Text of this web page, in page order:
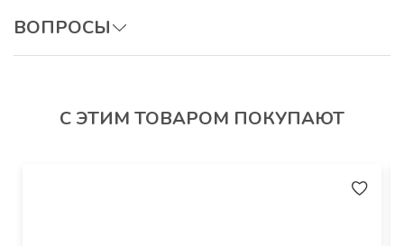
ВОПРОСЫ
С ЭТИМ ТОВАРОМ ПОКУПАЮТ